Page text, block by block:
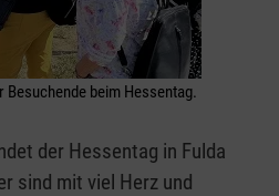
beim Hessentag.
der Hessentag in Fulda
sind mit viel Herz und